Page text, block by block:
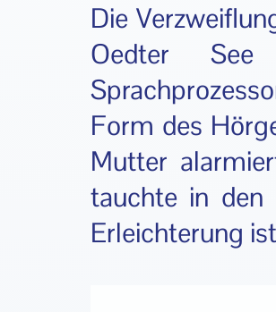
Die
Oedter See
Form des
Mutter
tauchte in den
Erleichterung